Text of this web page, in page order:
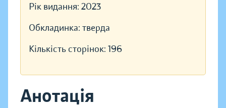
Рік видання: 2023
Обкладинка: тверда
Кількість сторінок: 196
Анотація